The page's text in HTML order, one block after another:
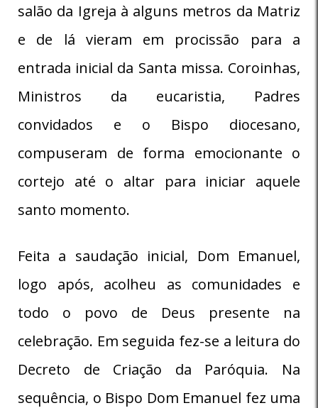
salão da Igreja à alguns metros da Matriz
e de lá vieram em procissão para a
entrada inicial da Santa missa. Coroinhas,
Ministros da eucaristia, Padres
convidados e o Bispo diocesano,
compuseram de forma emocionante o
cortejo até o altar para iniciar aquele
santo momento.
Feita a saudação inicial, Dom Emanuel,
logo após, acolheu as comunidades e
todo o povo de Deus presente na
celebração. Em seguida fez-se a leitura do
Decreto de Criação da Paróquia. Na
sequência, o Bispo Dom Emanuel fez uma